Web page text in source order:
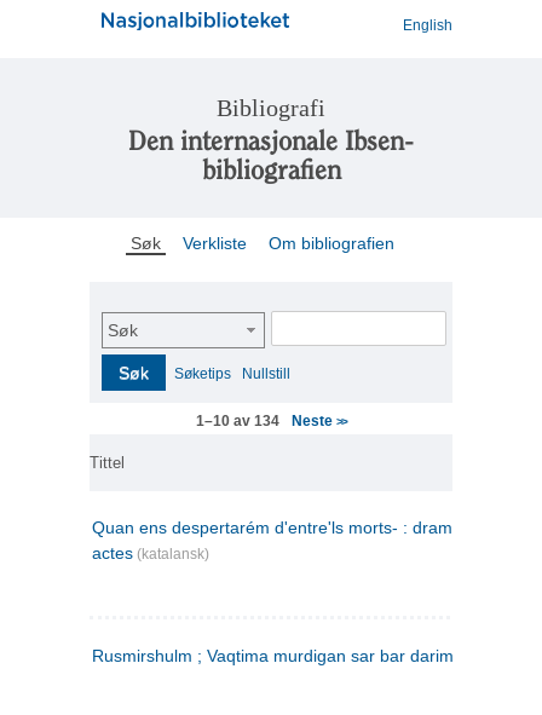
English
Bibliografi
Den internasjonale Ibsen-
bibliografien
Søk Verkliste Om bibliografien
Søk
Søk Søketips Nullstill
1–10 av 134 Neste >>
Tittel
Quan ens despertarém d'entre'ls morts- : drama en tres
actes (katalansk)
Rusmirshulm ; Vaqtima murdigan sar bar darim